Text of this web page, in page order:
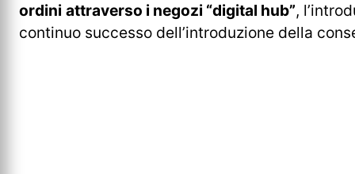
ordini attraverso i negozi “digital hub”,
continuo successo dell’introduzione della